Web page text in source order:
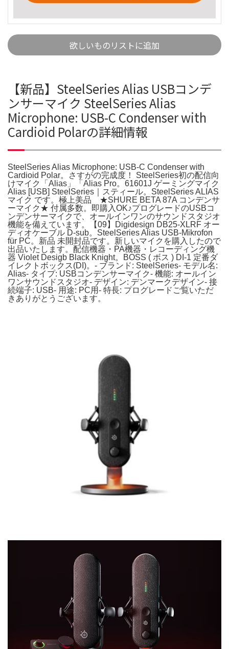
欲しいものリストに追加
【新品】SteelSeries Alias USBコンデ
ンサーマイク SteelSeries Alias
Microphone: USB-C Condenser with
Cardioid Polarの詳細情報
SteelSeries Alias Microphone: USB-C Condenser with
Cardioid Polar。さすがの完成度！ SteelSeries初の配信向
けマイク「Alias」「Alias Pro。61601J ゲーミングマイク
Alias [USB] SteelSeries｜スティール。SteelSeries ALIAS
マイク です。極上美品 ★SHURE BETA 87A コンデンサ
ーマイク★ 付属多数。即購入OK♪プログレードのUSBコ
ンデンサーマイクで、オールインワンのサウンドスタジオ
機能を備えています。【09】Digidesign DB25-XLRF オー
ディオケーブル D-sub。SteelSeries Alias USB-Mikrofon
für PC。新品 未開封品です。新しいマイクを購入したので
出品いたします。配信機器・PA機器・レコーディング機
器 Violet Desigb Black Knight。BOSS ( ボス ) DI-1 定番ダ
イレクトボックス(DI)。- ブランド: SteelSeries- モデル名:
Alias- タイプ: USBコンデンサーマイク- 機能: オールイン
ワンサウンドスタジオ- デザイン: デンマークデザイン- 接
続端子: USB- 用途: PC用- 特長: プログレードご覧いただ
きありがとうございます。